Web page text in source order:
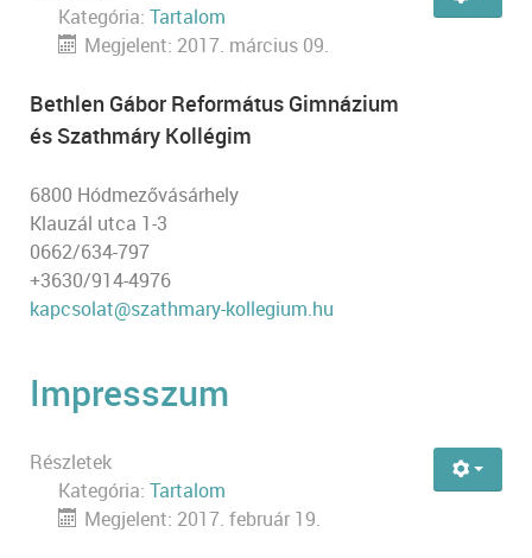
Kategória: Tartalom
Megjelent: 2017. március 09.
Bethlen Gábor Református Gimnázium
és Szathmáry Kollégim
6800 Hódmezővásárhely
Klauzál utca 1-3
0662/634-797
+3630/914-4976
kapcsolat@szathmary-kollegium.hu
Impresszum
Részletek
Kategória: Tartalom
Megjelent: 2017. február 19.